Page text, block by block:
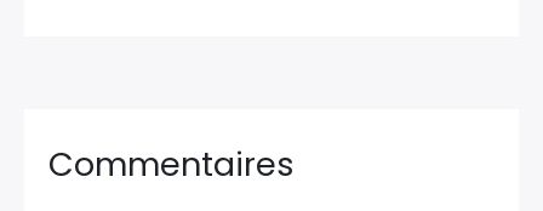
Commentaires